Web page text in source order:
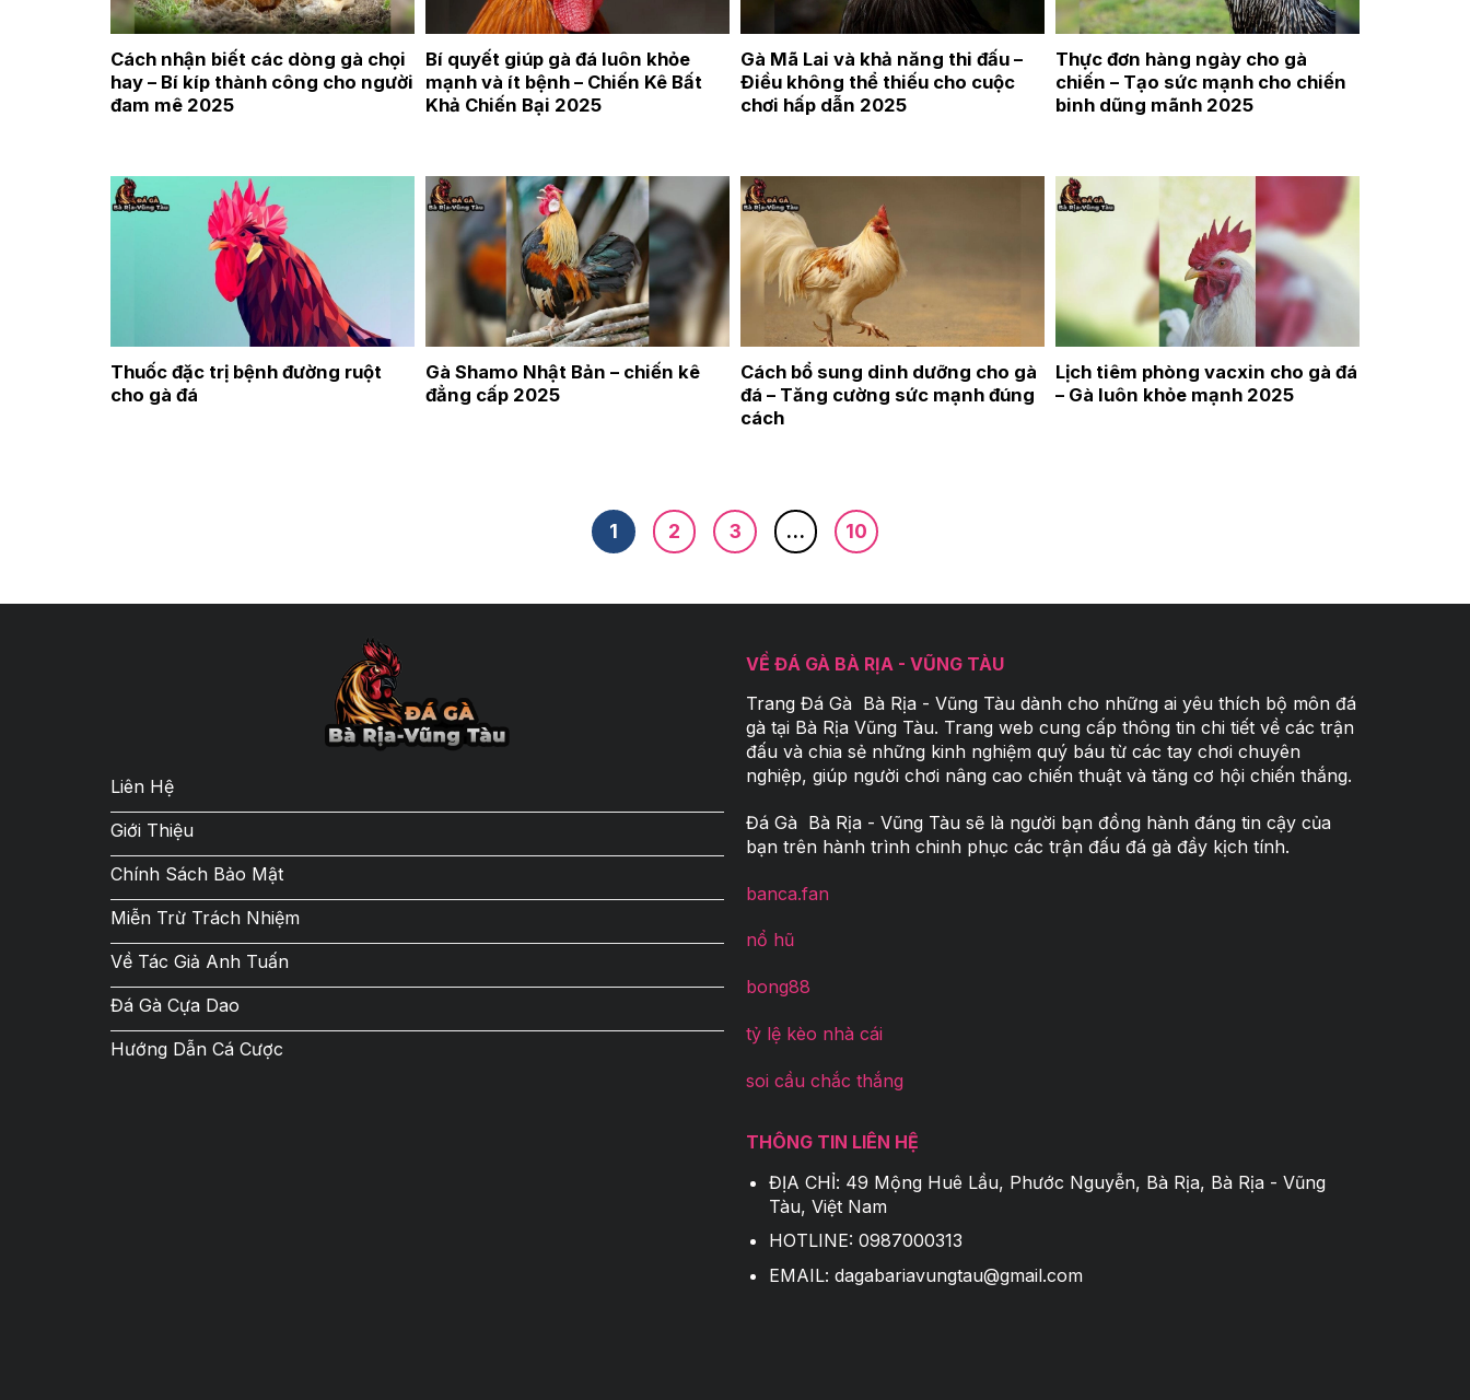
Cách nhận biết các dòng gà chọi
hay – Bí kíp thành công cho người
đam mê 2025
Bí quyết giúp gà đá luôn khỏe
mạnh và ít bệnh – Chiến Kê Bất
Khả Chiến Bại 2025
Gà Mã Lai và khả năng thi đấu –
Điều không thể thiếu cho cuộc
chơi hấp dẫn 2025
Thực đơn hàng ngày cho gà
chiến – Tạo sức mạnh cho chiến
binh dũng mãnh 2025
Thuốc đặc trị bệnh đường ruột
cho gà đá
Gà Shamo Nhật Bản – chiến kê
đẳng cấp 2025
Cách bổ sung dinh dưỡng cho gà
đá – Tăng cường sức mạnh đúng
cách
Lịch tiêm phòng vacxin cho gà đá
– Gà luôn khỏe mạnh 2025
1 2 3 … 10
Liên Hệ
Giới Thiệu
Chính Sách Bảo Mật
Miễn Trừ Trách Nhiệm
Về Tác Giả Anh Tuấn
Đá Gà Cựa Dao
Hướng Dẫn Cá Cược
VỀ ĐÁ GÀ BÀ RỊA - VŨNG TÀU
Trang Đá Gà Bà Rịa - Vũng Tàudành cho những ai yêu thích bộ môn đá
gà tại Bà Rịa Vũng Tàu. Trang web cung cấp thông tin chi tiết về các trận
đấu và chia sẻ những kinh nghiệm quý báu từ các tay chơi chuyên
nghiệp, giúp người chơi nâng cao chiến thuật và tăng cơ hội chiến thắng.
Đá Gà Bà Rịa - Vũng Tàusẽ là người bạn đồng hành đáng tin cậy của
bạn trên hành trình chinh phục các trận đấu đá gà đầy kịch tính.
banca.fan
nổ hũ
bong88
tỷ lệ kèo nhà cái
soi cầu chắc thắng
THÔNG TIN LIÊN HỆ
ĐỊA CHỈ: 49 Mộng Huê Lầu, Phước Nguyễn, Bà Rịa, Bà Rịa - Vũng
Tàu, Việt Nam
HOTLINE: 0987000313
EMAIL: dagabariavungtau@gmail.com